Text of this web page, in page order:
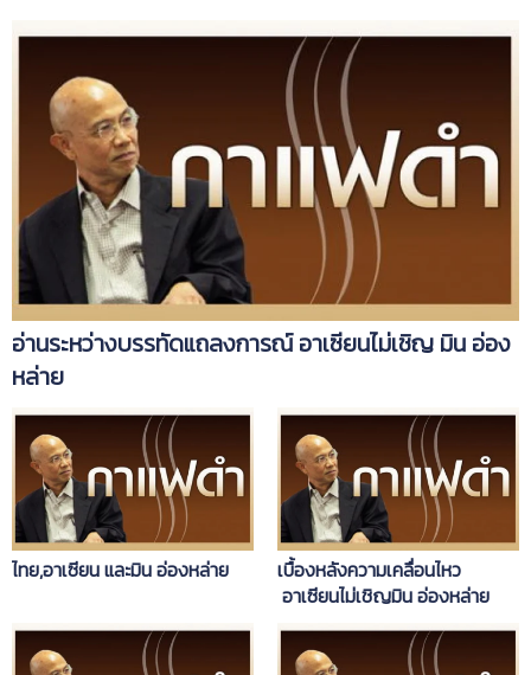
อ่านระหว่างบรรทัดแถลงการณ์ อาเซียนไม่เชิญ มิน อ่อง
หล่าย
ไทย,อาเซียน และมิน อ่องหล่าย
เบื้องหลังความเคลื่อนไหว
อาเซียนไม่เชิญมิน อ่องหล่าย